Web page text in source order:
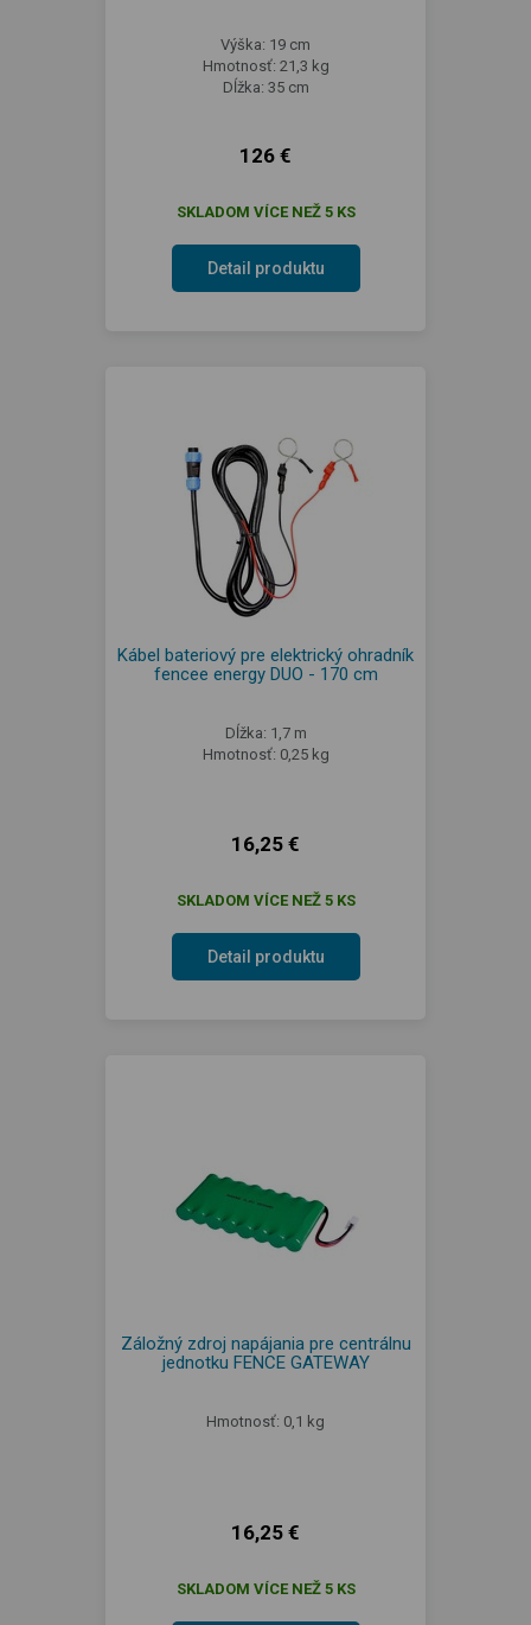
Výška: 19 cm
Hmotnosť: 21,3 kg
Dĺžka: 35 cm
126 €
SKLADOM VÍCE NEŽ 5 KS
Detail produktu
Kábel bateriový pre elektrický ohradník
fencee energy DUO - 170 cm
Dĺžka: 1,7 m
Hmotnosť: 0,25 kg
16,25 €
SKLADOM VÍCE NEŽ 5 KS
Detail produktu
Záložný zdroj napájania pre centrálnu
jednotku FENCE GATEWAY
Hmotnosť: 0,1 kg
16,25 €
SKLADOM VÍCE NEŽ 5 KS